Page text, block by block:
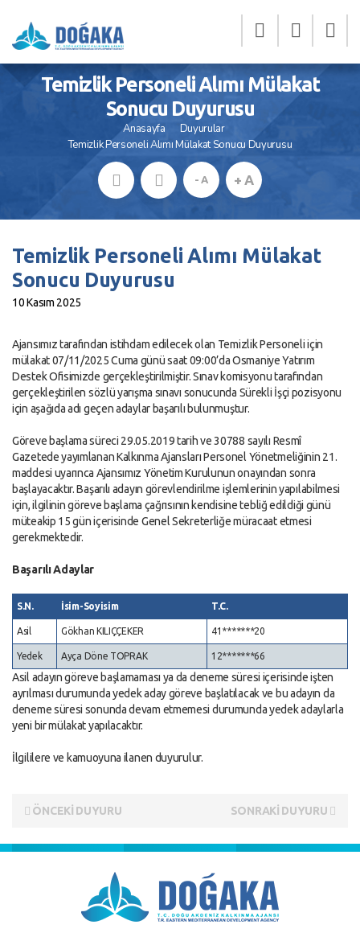
Temizlik Personeli Alımı Mülakat
Sonucu Duyurusu
Anasayfa
Duyurular
Temizlik Personeli Alımı Mülakat Sonucu Duyurusu
- A + A
Temizlik Personeli Alımı Mülakat
Sonucu Duyurusu
10 Kasım 2025
Ajansımız tarafından istihdam edilecek olan Temizlik Personeli için
mülakat 07/11/2025 Cuma günü saat 09:00’da Osmaniye Yatırım
Destek Ofisimizde gerçekleştirilmiştir. Sınav komisyonu tarafından
gerçekleştirilen sözlü yarışma sınavı sonucunda Sürekli İşçi pozisyonu
için aşağıda adı geçen adaylar başarılı bulunmuştur.
Göreve başlama süreci 29.05.2019 tarih ve 30788 sayılı Resmî
Gazetede yayımlanan Kalkınma Ajansları Personel Yönetmeliğinin 21.
maddesi uyarınca Ajansımız Yönetim Kurulunun onayından sonra
başlayacaktır. Başarılı adayın görevlendirilme işlemlerinin yapılabilmesi
için, ilgilinin göreve başlama çağrısının kendisine tebliğ edildiği günü
müteakip 15 gün içerisinde Genel Sekreterliğe müracaat etmesi
gerekmektedir.
Başarılı Adaylar
S.N. İsim-Soyisim T.C.
Asil Gökhan KILIÇÇEKER 41*******20
Yedek Ayça Döne TOPRAK 12*******66
Asil adayın göreve başlamaması ya da deneme süresi içerisinde işten
ayrılması durumunda yedek aday göreve başlatılacak ve bu adayın da
deneme süresi sonunda devam etmemesi durumunda yedek adaylarla
yeni bir mülakat yapılacaktır.
İlgililere ve kamuoyuna ilanen duyurulur.
ÖNCEKİ DUYURU SONRAKİ DUYURU